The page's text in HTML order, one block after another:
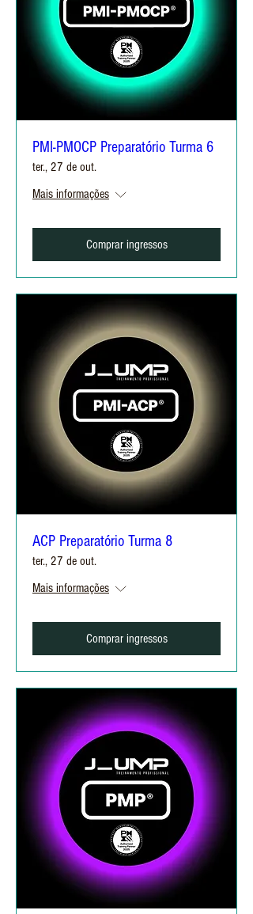
PMI-PMOCP Preparatório Turma 6
ter., 27 de out.
Mais informações
Comprar ingressos
ACP Preparatório Turma 8
ter., 27 de out.
Mais informações
Comprar ingressos